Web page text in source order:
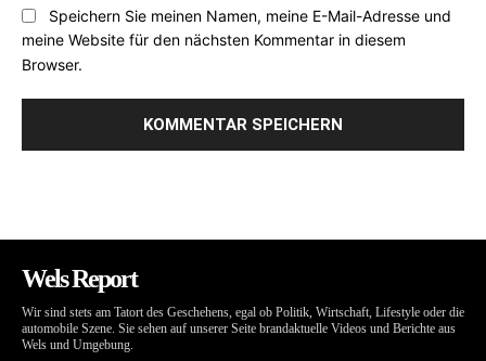
Speichern Sie meinen Namen, meine E-Mail-Adresse und
meine Website für den nächsten Kommentar in diesem
Browser.
Wels Report
Wir sind stets am Tatort des Geschehens, egal ob Politik, Wirtschaft, Lifestyle oder die
automobile Szene. Sie sehen auf unserer Seite brandaktuelle Videos und Berichte aus
Wels und Umgebung.